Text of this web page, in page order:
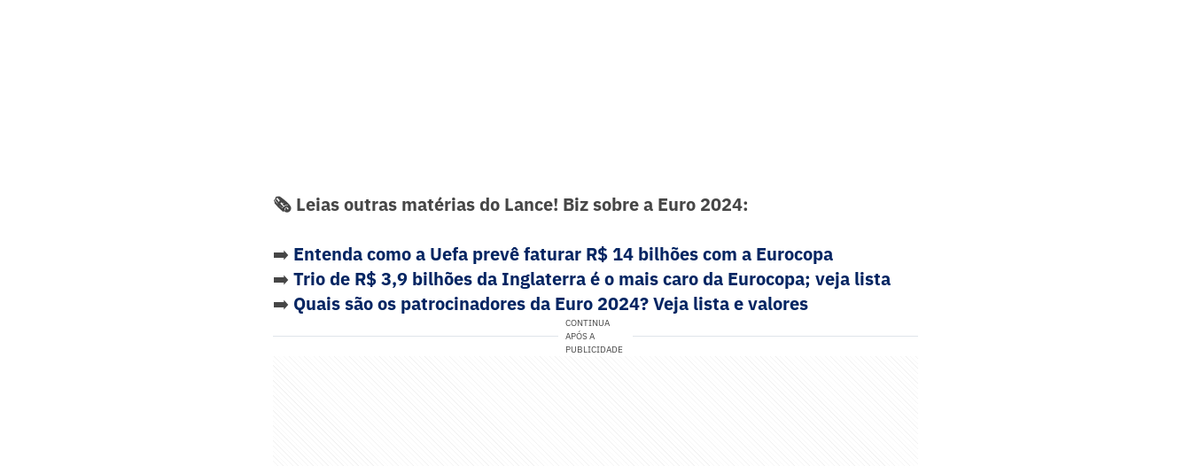
🗞️ Leias outras matérias do Lance! Biz sobre a Euro 2024:
➡️ Entenda como a Uefa prevê faturar R$ 14 bilhões com a Eurocopa
➡️ Trio de R$ 3,9 bilhões da Inglaterra é o mais caro da Eurocopa; veja lista
➡️ Quais são os patrocinadores da Euro 2024? Veja lista e valores
CONTINUA
APÓS A
PUBLICIDADE